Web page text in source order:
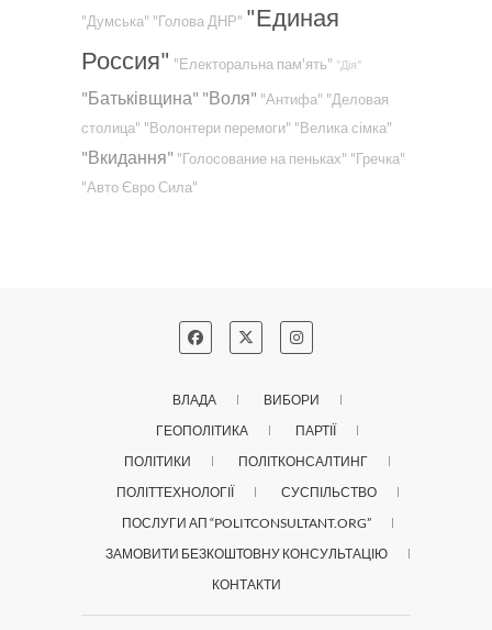
"Думська" "Голова ДНР" "Единая
Россия" "Електоральна пам'ять" "Дія"
"Батьківщина" "Воля" "Антифа" "Деловая
столица" "Волонтери перемоги" "Велика сімка"
"Вкидання" "Голосование на пеньках" "Гречка"
"Авто Євро Сила"
ВЛАДА
ВИБОРИ
ГЕОПОЛІТИКА
ПАРТІЇ
ПОЛІТИКИ
ПОЛІТКОНСАЛТИНГ
ПОЛІТТЕХНОЛОГІЇ
СУСПІЛЬСТВО
ПОСЛУГИ АП “POLITCONSULTANT.ORG”
ЗАМОВИТИ БЕЗКОШТОВНУ КОНСУЛЬТАЦІЮ
КОНТАКТИ